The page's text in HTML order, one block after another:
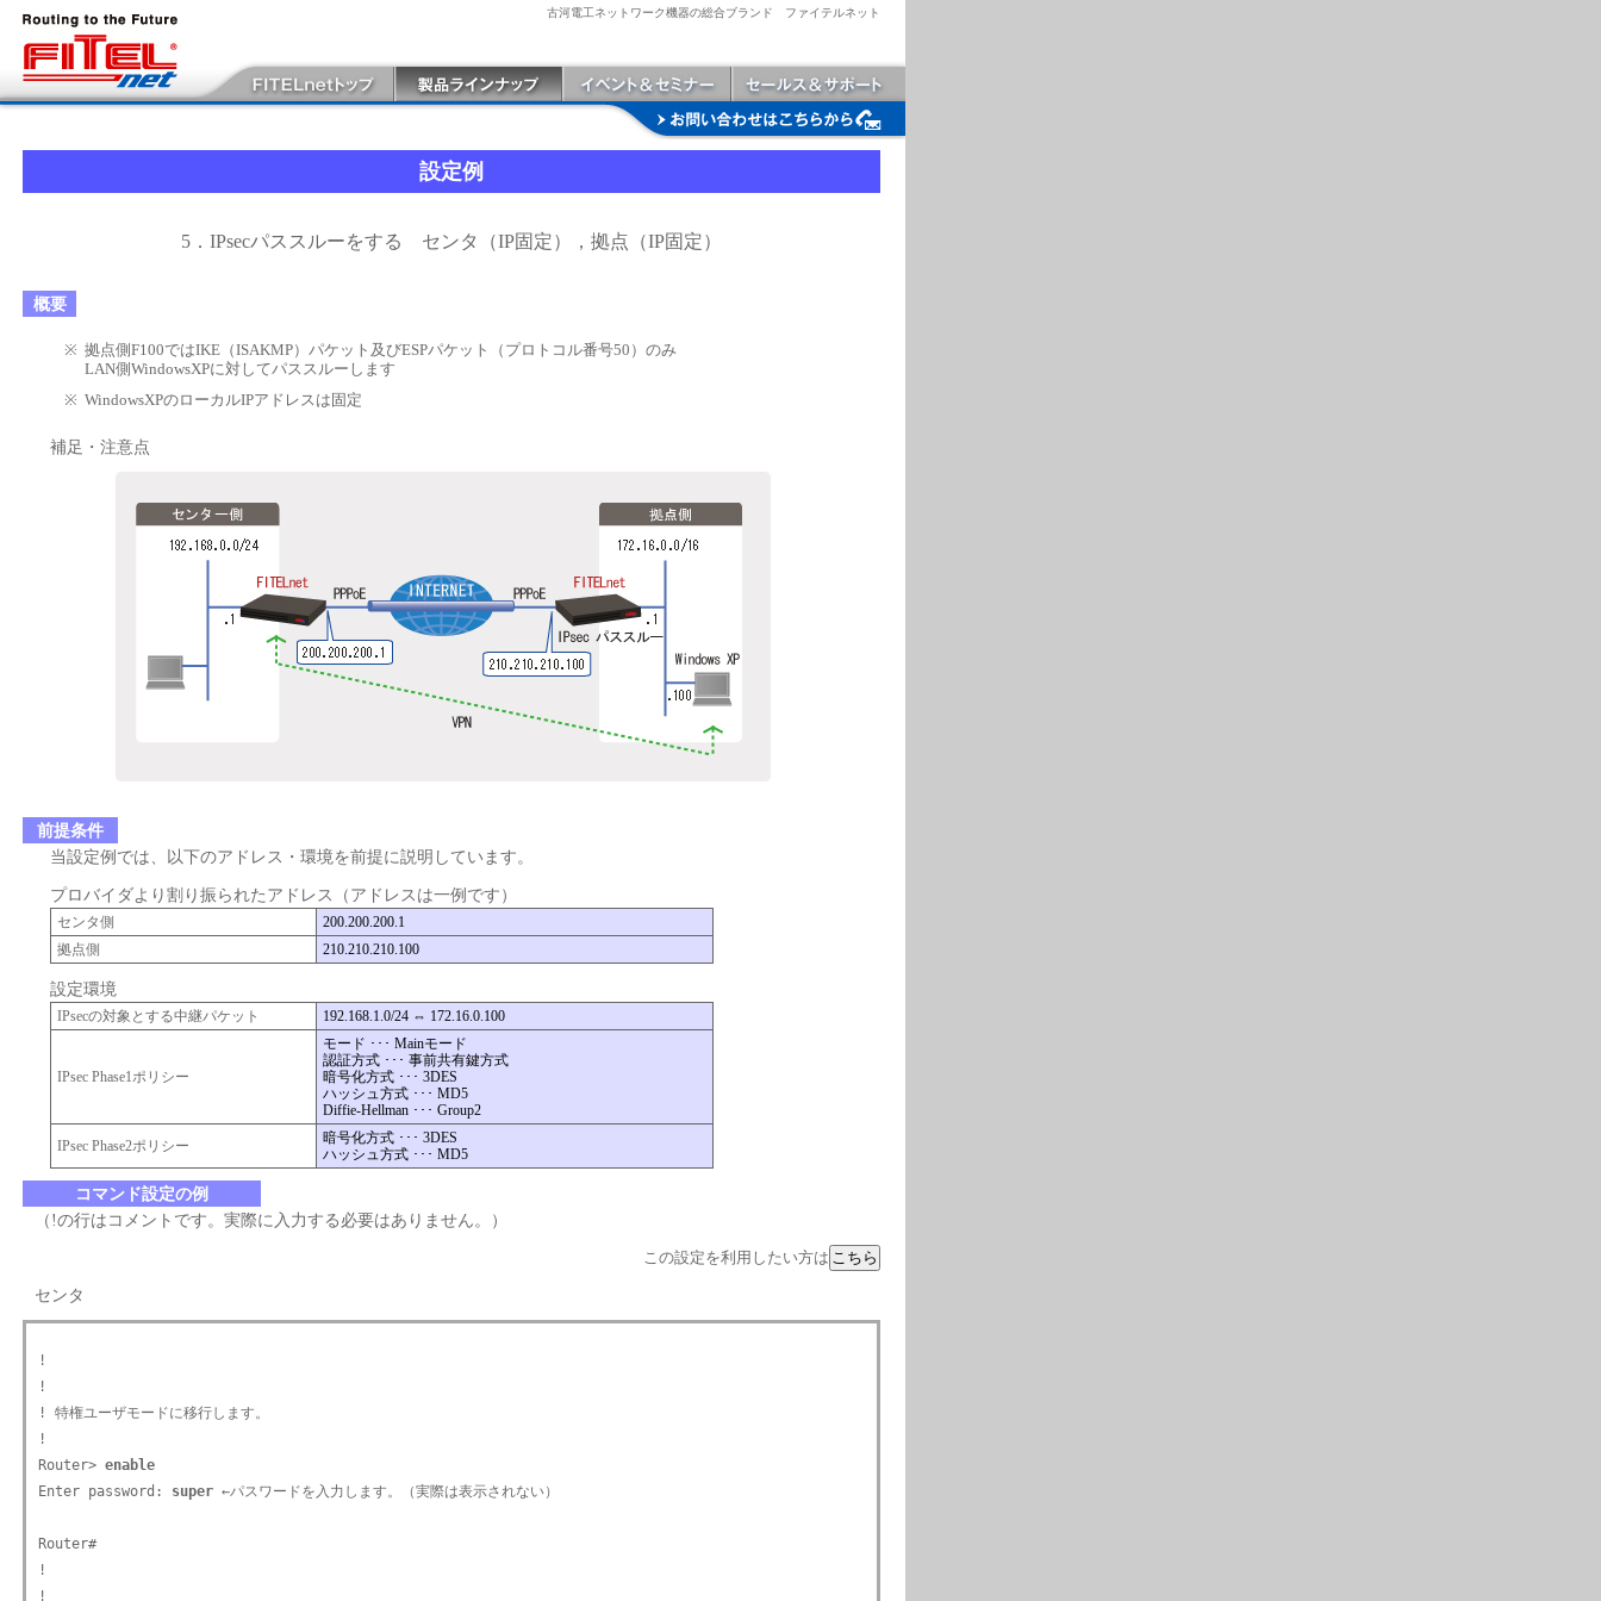
古河電工ネットワーク機器の総合ブランド ファイテルネット
設定例
5．IPsecパススルーをする センタ（IP固定），拠点（IP固定）
概要
※ 拠点側F100ではIKE（ISAKMP）パケット及びESPパケット（プロトコル番号50）のみ
LAN側WindowsXPに対してパススルーします
※ WindowsXPのローカルIPアドレスは固定
補足・注意点
前提条件
当設定例では、以下のアドレス・環境を前提に説明しています。
プロバイダより割り振られたアドレス（アドレスは一例です）
センタ側
200.200.200.1
拠点側
210.210.210.100
設定環境
IPsecの対象とする中継パケット 192.168.1.0/24 ⇔ 172.16.0.100
IPsec Phase1ポリシー
モード ･･･ Mainモード
認証方式 ･･･ 事前共有鍵方式
暗号化方式 ･･･ 3DES
ハッシュ方式 ･･･ MD5
Diffie-Hellman ･･･ Group2
IPsec Phase2ポリシー
暗号化方式 ･･･ 3DES
ハッシュ方式 ･･･ MD5
コマンド設定の例
（!の行はコメントです。実際に入力する必要はありません。）
この設定を利用したい方は
センタ
!
!
! 特権ユーザモードに移行します。
!
Router> enable
Enter password: super ←パスワードを入力します。（実際は表示されない）
Router#
!
!